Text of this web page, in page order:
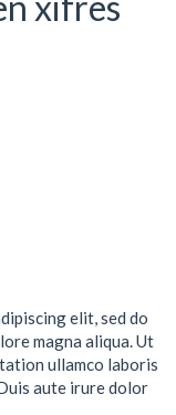
elit, sed do
magna aliqua. Ut
ullamco laboris
aute irure dolor